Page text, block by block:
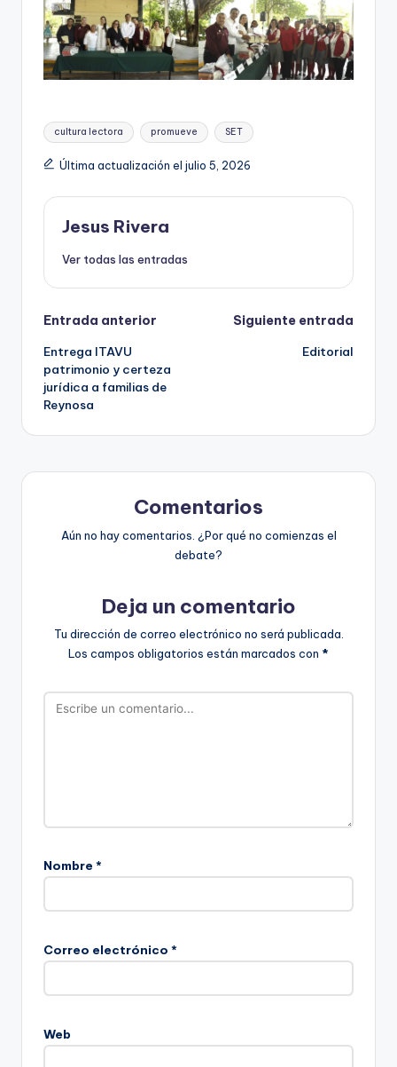
Etiquetas:
cultura lectora promueve SET
Última actualización el julio 5, 2026
Jesus Rivera
Ver todas las entradas
Navegación
de
entradas
Entrada anterior
Entrega ITAVU
patrimonio y certeza
jurídica a familias de
Reynosa
Siguiente entrada
Editorial
Comentarios
Aún no hay comentarios. ¿Por qué no comienzas el
debate?
Deja un comentario
Tu dirección de correo electrónico no será publicada.
Los campos obligatorios están marcados con *
Nombre *
Correo electrónico *
Web